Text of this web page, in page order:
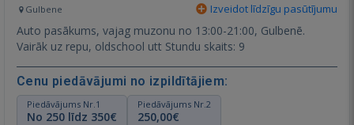
Gulbene Izveidot līdzīgu pasūtījumu
Auto pasākums, vajag muzonu no 13:00-21:00, Gulbenē.
Vairāk uz repu, oldschool utt Stundu skaits: 9
Cenu piedāvājumi no izpildītājiem:
Piedāvājums Nr.1
No 250 līdz 350€
Piedāvājums Nr.2
250,00€